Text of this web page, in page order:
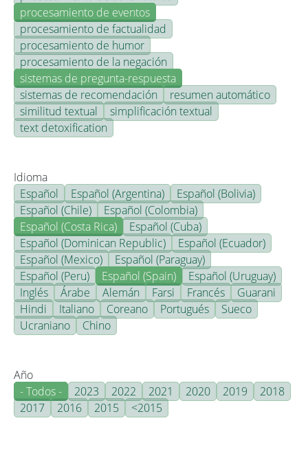
procesamiento de eventos
procesamiento de factualidad
procesamiento de humor
procesamiento de la negación
sistemas de pregunta-respuesta
sistemas de recomendación
resumen automático
similitud textual
simplificación textual
text detoxification
Idioma
Español
Español (Argentina)
Español (Bolivia)
Español (Chile)
Español (Colombia)
Español (Costa Rica)
Español (Cuba)
Español (Dominican Republic)
Español (Ecuador)
Español (Mexico)
Español (Paraguay)
Español (Peru)
Español (Spain)
Español (Uruguay)
Inglés
Árabe Alemán Farsi Francés
Guarani
Hindi
Italiano Coreano Portugués
Sueco
Ucraniano
Chino
Año
- Todos -
2023 2022 2021 2020 2019
2018
2017
2016 2015 <2015